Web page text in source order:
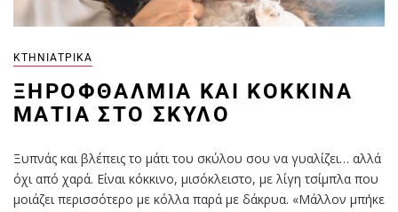
ΚΤΗΝΙΑΤΡΙΚΆ
ΞΗΡΟΦΘΑΛΜΊΑ ΚΑΙ ΚΌΚΚΙΝΑ
ΜΆΤΙΑ ΣΤΟ ΣΚΎΛΟ
Ξυπνάς και βλέπεις το μάτι του σκύλου σου να γυαλίζει… αλλά
όχι από χαρά. Είναι κόκκινο, μισόκλειστο, με λίγη τσίμπλα που
μοιάζει περισσότερο με κόλλα παρά με δάκρυα. «Μάλλον μπήκε